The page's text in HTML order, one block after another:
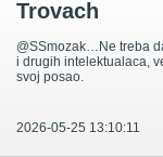
Trovach
@SSmozak…Ne treba
i drugih intelektualaca,
svoj posao.
2026-05-25 13:10:11